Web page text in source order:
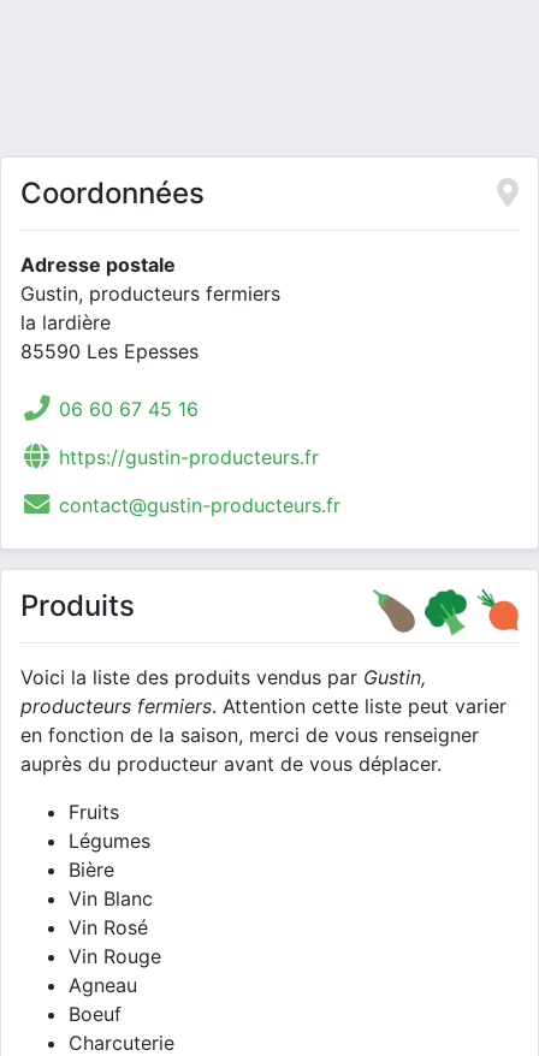
Coordonnées
Adresse postale
Gustin, producteurs fermiers
la lardière
85590 Les Epesses
06 60 67 45 16
https://gustin-producteurs.fr
contact@gustin-producteurs.fr
Produits
Voici la liste des produits vendus par Gustin,
producteurs fermiers. Attention cette liste peut varier
en fonction de la saison, merci de vous renseigner
auprès du producteur avant de vous déplacer.
Fruits
Légumes
Bière
Vin Blanc
Vin Rosé
Vin Rouge
Agneau
Boeuf
Charcuterie